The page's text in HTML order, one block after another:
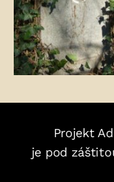
Projekt
je pod